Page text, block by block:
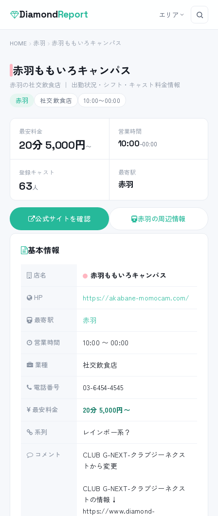
DiamondReport エリア
HOME 赤羽 赤羽ももいろキャンパス
赤羽ももいろキャンパス
赤羽の社交飲食店 ｜ 出勤状況・シフト・キャスト料金情報
赤羽
社交飲食店 10:00〜00:00
最安料金
20分 5,000円〜
営業時間
10:00–00:00
登録キャスト
63人
最寄駅
赤羽
公式サイトを確認 赤羽の周辺情報
基本情報
店名 赤羽ももいろキャンパス
HP https://akabane-momocam.com/
最寄駅 赤羽
営業時間 10:00 〜 00:00
業種 社交飲食店
電話番号 03-6454-4545
最安料金 20分 5,000円〜
系列 レインボー系？
コメント
CLUB G-NEXT-クラブジーネクス
トから変更
CLUB G-NEXT-クラブジーネクス
トの情報↓
https://www.diamond-